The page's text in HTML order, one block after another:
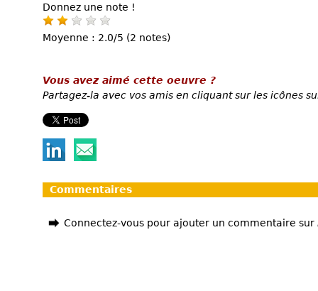
Donnez une note !
Moyenne : 2.0/5 (2 notes)
Vous avez aimé cette oeuvre ?
Partagez-la avec vos amis en cliquant sur les icônes
Commentaires
Connectez-vous pour ajouter un commentaire sur